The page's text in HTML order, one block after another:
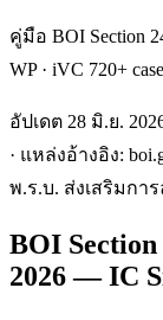
คู่มือ BOI Section
WP · iVC 720+
อัปเดต 28 มิ.ย.
· แหล่งอ้างอิง:
พ.ร.บ. ส่งเสริมกา
BOI
2026 — IC